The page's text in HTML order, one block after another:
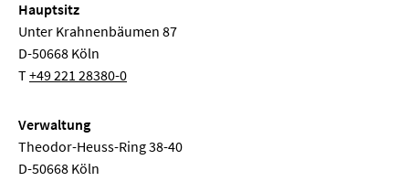
Hauptsitz
Unter Krahnenbäumen 87
D-50668 Köln
T+49 221 28380-0
Verwaltung
Theodor-Heuss-Ring 38-40
D-50668 Köln